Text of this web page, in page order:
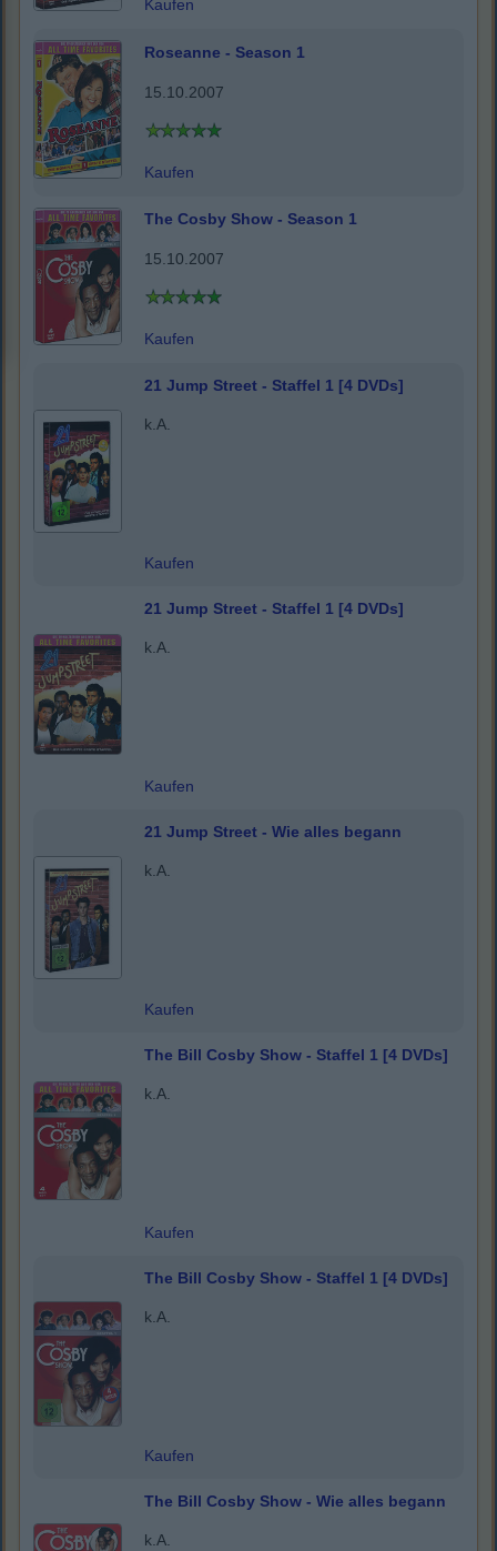
Kaufen
Roseanne - Season 1
15.10.2007
Kaufen
The Cosby Show - Season 1
15.10.2007
Kaufen
21 Jump Street - Staffel 1 [4 DVDs]
k.A.
Kaufen
21 Jump Street - Staffel 1 [4 DVDs]
k.A.
Kaufen
21 Jump Street - Wie alles begann
k.A.
Kaufen
The Bill Cosby Show - Staffel 1 [4 DVDs]
k.A.
Kaufen
The Bill Cosby Show - Staffel 1 [4 DVDs]
k.A.
Kaufen
The Bill Cosby Show - Wie alles begann
k.A.